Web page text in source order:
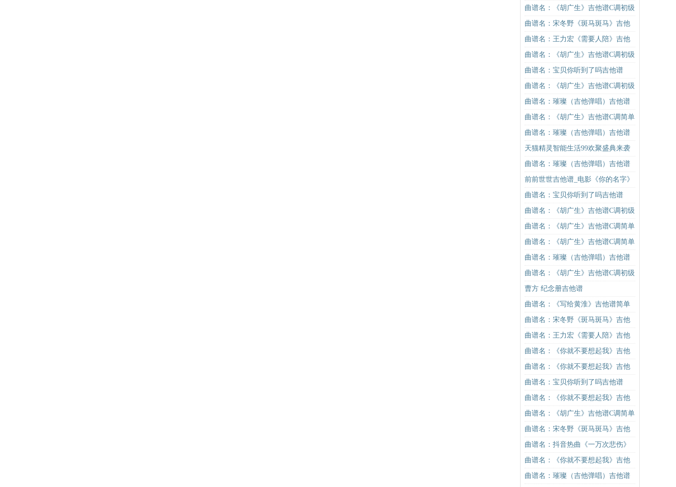
谱
曲谱名：《胡广生》吉他谱C调初级
进阶版（酷音小伟吉他弹唱教学）
吉他谱
曲谱名：宋冬野《斑马斑马》吉他
谱G调初级进阶版（酷音小伟吉他教
学）吉他谱
曲谱名：王力宏《需要人陪》吉他
谱C调原版（酷音小伟吉他教学）吉
他谱
曲谱名：《胡广生》吉他谱C调初级
进阶版（酷音小伟吉他弹唱教学）
吉他谱
曲谱名：宝贝你听到了吗吉他谱
曲谱名：《胡广生》吉他谱C调初级
进阶版（酷音小伟吉他弹唱教学）
吉他谱
曲谱名：璀璨（吉他弹唱）吉他谱
曲谱名：《胡广生》吉他谱C调简单
版（酷音小伟吉他弹唱教学）吉他
谱
曲谱名：璀璨（吉他弹唱）吉他谱
天猫精灵智能生活99欢聚盛典来袭
曲谱名：璀璨（吉他弹唱）吉他谱
前前世世吉他谱_电影《你的名字》
的主题曲_图片谱
曲谱名：宝贝你听到了吗吉他谱
曲谱名：《胡广生》吉他谱C调初级
进阶版（酷音小伟吉他弹唱教学）
吉他谱
曲谱名：《胡广生》吉他谱C调简单
版（酷音小伟吉他弹唱教学）吉他
谱
曲谱名：《胡广生》吉他谱C调简单
版（酷音小伟吉他弹唱教学）吉他
谱
曲谱名：璀璨（吉他弹唱）吉他谱
曲谱名：《胡广生》吉他谱C调初级
进阶版（酷音小伟吉他弹唱教学）
吉他谱
曹方 纪念册吉他谱
曲谱名：《写给黄淮》吉他谱简单
版酷音小伟吉他教学吉他谱
曲谱名：宋冬野《斑马斑马》吉他
谱C调简单版（酷音小伟吉他教学）
吉他谱
曲谱名：王力宏《需要人陪》吉他
谱C调原版（酷音小伟吉他教学）吉
他谱
曲谱名：《你就不要想起我》吉他
谱C调简单版吉他谱
曲谱名：《你就不要想起我》吉他
谱C调简单版吉他谱
曲谱名：宝贝你听到了吗吉他谱
曲谱名：《你就不要想起我》吉他
谱C调简单版吉他谱
曲谱名：《胡广生》吉他谱C调简单
版（酷音小伟吉他弹唱教学）吉他
谱
曲谱名：宋冬野《斑马斑马》吉他
谱G调初级进阶版（酷音小伟吉他教
学）吉他谱
曲谱名：抖音热曲《一万次悲伤》
吉他谱G调入门版 高音教编配吉他
谱
曲谱名：《你就不要想起我》吉他
谱C调简单版吉他谱
曲谱名：璀璨（吉他弹唱）吉他谱